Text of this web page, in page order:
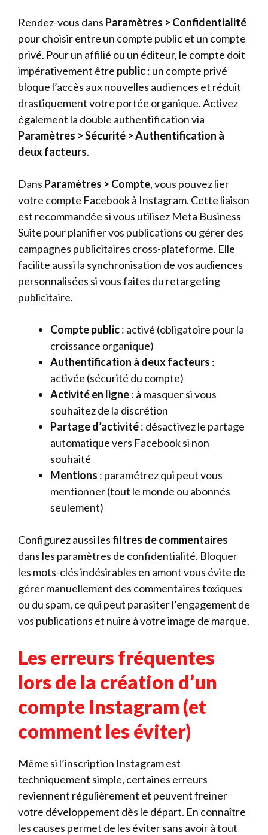
Rendez-vous dans Paramètres > Confidentialité
pour choisir entre un compte public et un compte
privé. Pour un affilié ou un éditeur, le compte doit
impérativement être public: un compte privé
bloque l’accès aux nouvelles audiences et réduit
drastiquement votre portée organique. Activez
également la double authentification via
Paramètres > Sécurité > Authentification à
deux facteurs.
Dans Paramètres > Compte, vous pouvez lier
votre compte Facebook à Instagram. Cette liaison
est recommandée si vous utilisez Meta Business
Suite pour planifier vos publications ou gérer des
campagnes publicitaires cross-plateforme. Elle
facilite aussi la synchronisation de vos audiences
personnalisées si vous faites du retargeting
publicitaire.
Compte public: activé (obligatoire pour la
croissance organique)
Authentification à deux facteurs :
activée (sécurité du compte)
Activité en ligne: à masquer si vous
souhaitez de la discrétion
Partage d’activité: désactivez le partage
automatique vers Facebook si non
souhaité
Mentions : paramétrez qui peut vous
mentionner (tout le monde ou abonnés
seulement)
Configurez aussi lesfiltres de commentaires
dans les paramètres de confidentialité. Bloquer
les mots-clés indésirables en amont vous évite de
gérer manuellement des commentaires toxiques
ou du spam, ce qui peut parasiter l’engagement de
vos publications et nuire à votre image de marque.
Les erreurs fréquentes
lors de la création d’un
compte Instagram (et
comment les éviter)
Même si l’inscription Instagram est
techniquement simple, certaines erreurs
reviennent régulièrement et peuvent freiner
votre développement dès le départ. En connaître
les causes permet de les éviter sans avoir à tout